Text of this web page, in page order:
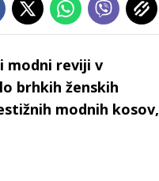
modni reviji v
brhkih ženskih
modnih kosov,